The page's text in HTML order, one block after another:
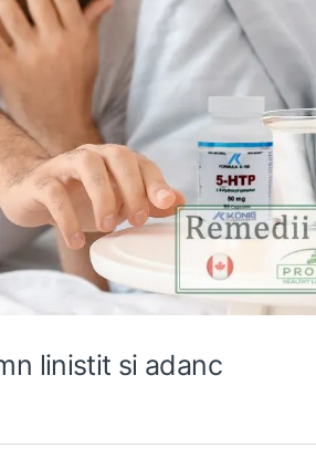
linistit si adanc